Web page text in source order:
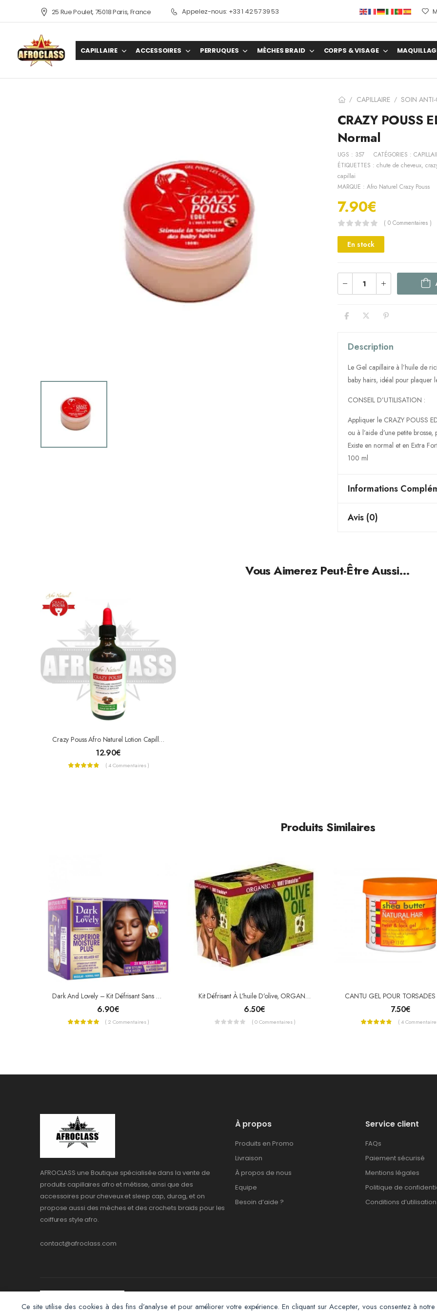
Ce site utilise des cookies à des fins d’analyse et pour améliorer votre expérience. En cliquant sur Accepter, vous consentez à
25 Rue Poulet, 75018 Paris, France Appelez-nous: +33 1 42 57 39 53
CAPILLAIRE ACCESSOIRES PERRUQUES MÈCHES BRAID CORPS & VISAGE
/ CAPILLAIRE / SOIN
CRAZY POUSS
Normal
UGS : 357 CATÉGORIES :
ÉTIQUETTES : chute de cheveux,
capillai
MARQUE : Afro Naturel Crazy Pouss
7.90€
( 0 Commentaires )
En stock
Description
Le Gel capillaire à l’huile de
baby hairs, idéal pour plaquer
CONSEIL D’UTILISATION :
Appliquer le CRAZY POUSS
ou à l’aide d’une petite
Existe en normal et en Extra
100 ml
Informations
Avis (0)
Vous Aimerez Peut-Être Aussi…
Crazy Pouss Afro Naturel Lotion Capillaire
12.90€
( 4 Commentaires )
Produits Similaires
Dark And Lovely – Kit Défrisant Sans Soude Soin Démêlant Intense Plus Au Beurre De Karité
6.90€
( 2 Commentaires )
Kit Défrisant À L’huile D’olive, ORGANIC ROOT STIMULATOR
6.50€
( 0 Commentaires )
7.50€
( 4
AFROCLASS une Boutique spécialisée dans la vente de
produits capillaires afro et métisse, ainsi que des
accessoires pour cheveux et sleep cap, durag, et on
propose aussi des mèches et des crochets braids pour les
coiffures style afro.
contact@afroclass.com
À propos
Produits en Promo
Livraison
À propos de nous
Equipe
Besoin d’aide ?
Service client
FAQs
Paiement sécurisé
Mentions légales
Politique de
Conditions d’utilisation
Afroclass eCommerce © 2026. All Rights Reserved